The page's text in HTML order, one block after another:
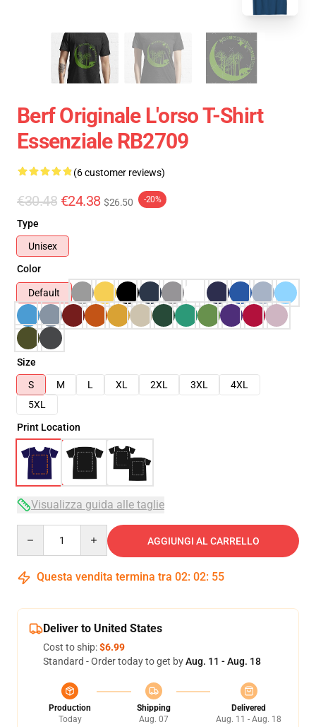
Berf Originale L'orso T-Shirt
Essenziale RB2709
(6 customer reviews)
€30.48 €24.38 $26.50 -20%
Type
Unisex
Color
Default
Size
S
M L XL 2XL 3XL
4XL
5XL
Print Location
Visualizza guida alle taglie
AGGIUNGI AL CARRELLO
Questa vendita termina tra 02: 02: 54
Deliver to United States
Cost to ship:$6.99
Standard - Order today to get byAug. 11 - Aug. 18
Production
Today
Shipping
Aug. 07
Delivered
Aug. 11 - Aug. 18